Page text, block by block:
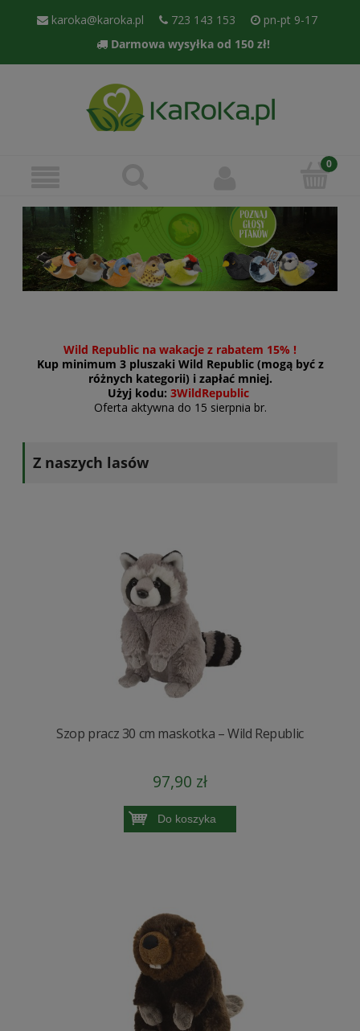
karoka@karoka.pl 723 143 153
pn-pt 9-17
Darmowa wysyłka od 150 zł!
Wild Republic na wakacje z rabatem 15% !
Kup minimum 3 pluszaki Wild Republic (mogą być z
różnych kategorii) i zapłać mniej.
Użyj kodu: 3WildRepublic
Oferta aktywna do 15 sierpnia br.
Z naszych lasów
Szop pracz 30 cm maskotka – Wild Republic
97,90 zł
Do koszyka